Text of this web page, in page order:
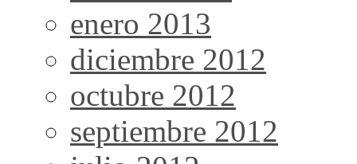
enero 2013
diciembre 2012
octubre 2012
septiembre 2012